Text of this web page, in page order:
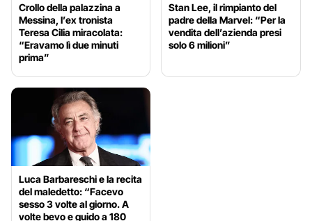
Crollo della palazzina a
Messina, l’ex tronista
Teresa Cilia miracolata:
“Eravamo lì due minuti
prima”
Stan Lee, il rimpianto del
padre della Marvel: “Per la
vendita dell’azienda presi
solo 6 milioni”
Luca Barbareschi e la recita
del maledetto: “Facevo
sesso 3 volte al giorno. A
volte bevo e guido a 180